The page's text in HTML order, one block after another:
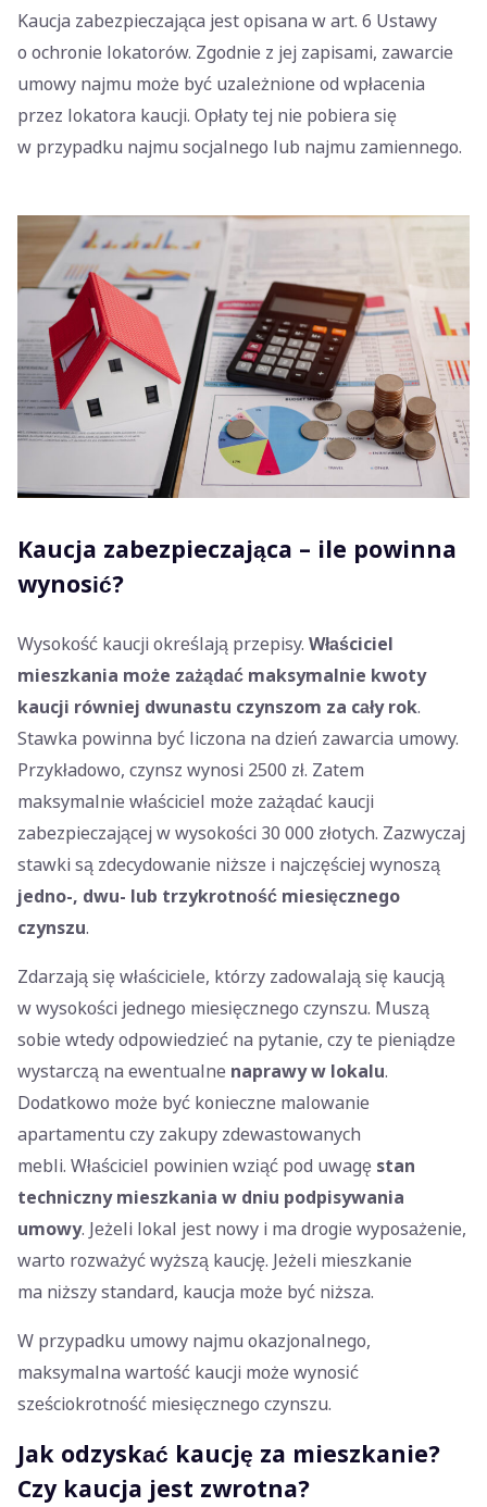
Kaucja zabezpieczająca jest opisana w art. 6 Ustawy
o ochronie lokatorów. Zgodnie z jej zapisami, zawarcie
umowy najmu może być uzależnione od wpłacenia
przez lokatora kaucji. Opłaty tej nie pobiera się
w przypadku najmu socjalnego lub najmu zamiennego.
Kaucja zabezpieczająca – ile powinna
wynosić?
Wysokość kaucji określają przepisy. Właściciel
mieszkania może zażądać maksymalnie kwoty
kaucji równiej dwunastu czynszom za cały rok.
Stawka powinna być liczona na dzień zawarcia umowy.
Przykładowo, czynsz wynosi 2500 zł. Zatem
maksymalnie właściciel może zażądać kaucji
zabezpieczającej w wysokości 30 000 złotych. Zazwyczaj
stawki są zdecydowanie niższe i najczęściej wynoszą
jedno-, dwu- lub trzykrotność miesięcznego
czynszu.
Zdarzają się właściciele, którzy zadowalają się kaucją
w wysokości jednego miesięcznego czynszu. Muszą
sobie wtedy odpowiedzieć na pytanie, czy te pieniądze
wystarczą na ewentualne naprawy w lokalu.
Dodatkowo może być konieczne malowanie
apartamentu czy zakupy zdewastowanych
mebli. Właściciel powinien wziąć pod uwagę stan
techniczny mieszkania w dniu podpisywania
umowy. Jeżeli lokal jest nowy i ma drogie wyposażenie,
warto rozważyć wyższą kaucję. Jeżeli mieszkanie
ma niższy standard, kaucja może być niższa.
W przypadku umowy najmu okazjonalnego,
maksymalna wartość kaucji może wynosić
sześciokrotność miesięcznego czynszu.
Jak odzyskać kaucję za mieszkanie?
Czy kaucja jest zwrotna?